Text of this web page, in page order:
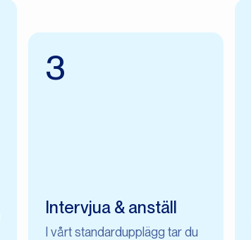
3
Intervjua & anställ
I vårt standardupplägg tar du